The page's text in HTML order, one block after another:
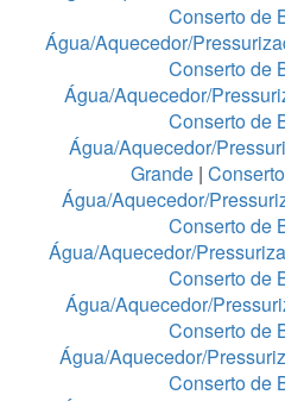
Conserto de
Água/Aquecedor/
Conserto de
Água/Aquecedor/
Conserto de
Água/Aquecedor/
Grande|
Água/Aquecedor/
Conserto de
Água/Aquecedor/
Conserto de
Água/Aquecedor/
Conserto de
Água/Aquecedor/
Conserto de